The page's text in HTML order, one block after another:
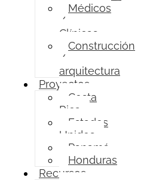
Médicos
/
Clínicas
Construcción
/
arquitectura
Proyectos
Costa
Rica
Estados
Unidos
Panamá
Honduras
Recursos